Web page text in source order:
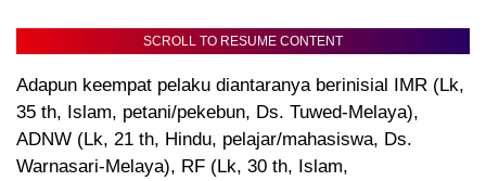
SCROLL TO RESUME CONTENT
Adapun keempat pelaku diantaranya berinisial IMR (Lk,
35 th, Islam, petani/pekebun, Ds. Tuwed-Melaya),
ADNW (Lk, 21 th, Hindu, pelajar/mahasiswa, Ds.
Warnasari-Melaya), RF (Lk, 30 th, Islam,